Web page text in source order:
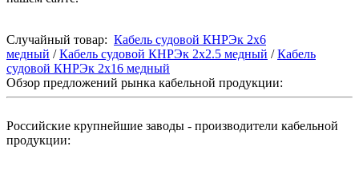
Случайный товар: Кабель судовой КНРЭк 2x6
медный /Кабель судовой КНРЭк 2x2.5 медный /Кабель
судовой КНРЭк 2x16 медный
Обзор предложений рынка кабельной продукции:
Российские крупнейшие заводы - производители кабельной
продукции: